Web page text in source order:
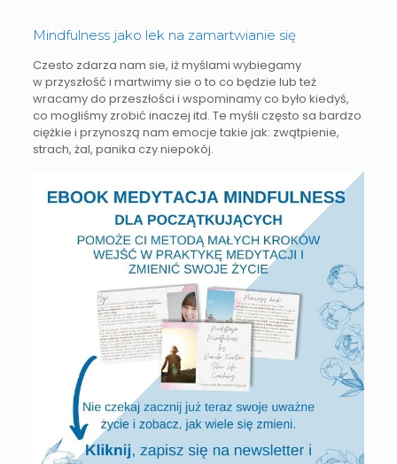
Mindfulness jako lek na zamartwianie się
Czesto zdarza nam sie, iż myślami wybiegamy
w przyszłość i martwimy sie o to co będzie lub też
wracamy do przeszłości i wspominamy co było kiedyś,
co mogliśmy zrobić inaczej itd. Te myśli często sa bardzo
ciężkie i przynoszą nam emocje takie jak: zwątpienie,
strach, żal, panika czy niepokój.